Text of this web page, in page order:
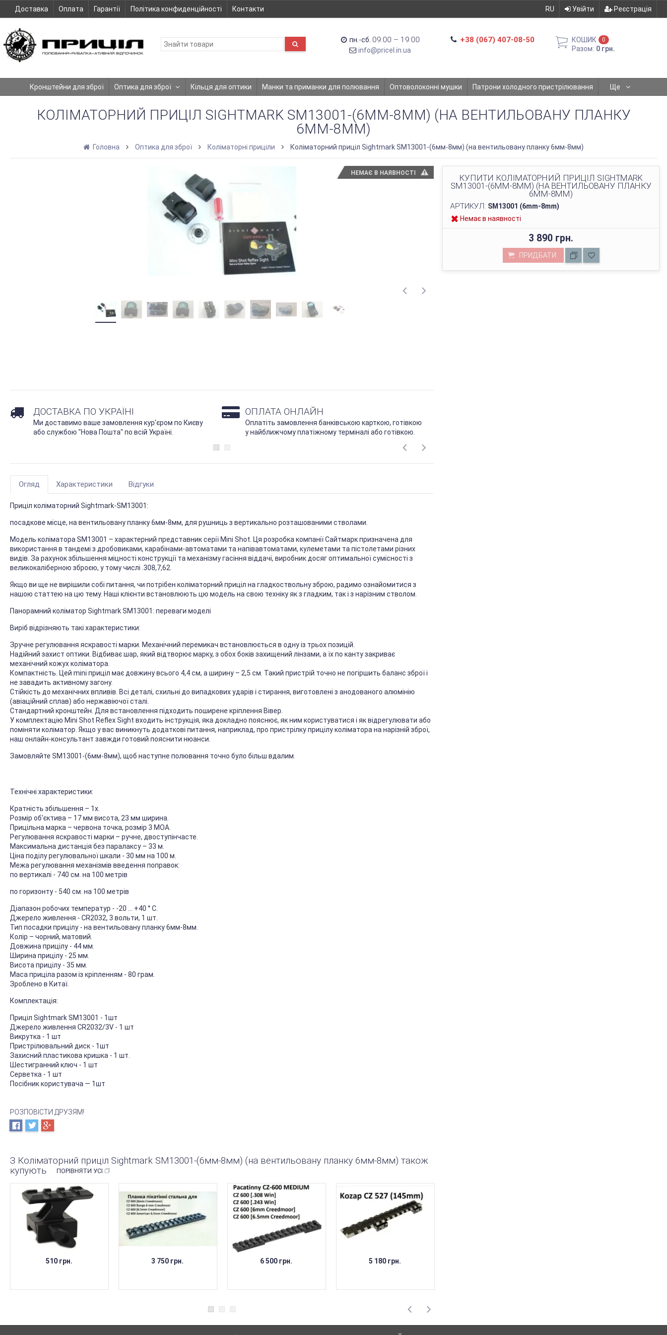
Доставка Оплата Гарантії Політика конфиденційності Контакти RU Увійти Реєстрація
пн.-сб. 09:00 – 19:00
info@pricel.in.ua
+38 (067) 407-08-50 КОШИК 0
Разом: 0 грн.
Кронштейни для зброї Оптика для зброї Кільця для оптики Манки та приманки для полювання Оптоволоконні мушки Патрони холодного пристрілювання Ще
КОЛІМАТОРНИЙ ПРИЦІЛ SIGHTMARK SM13001-(6ММ-8ММ) (НА ВЕНТИЛЬОВАНУ ПЛАНКУ
6ММ-8ММ)
Головна Оптика для зброї Коліматорні приціли Коліматорний приціл Sightmark SM13001-(6мм-8мм) (на вентильовану планку 6мм-8мм)
НЕМАЄ В НАЯВНОСТІ
КУПИТИ КОЛІМАТОРНИЙ ПРИЦІЛ SIGHTMARK
SM13001-(6ММ-8ММ) (НА ВЕНТИЛЬОВАНУ ПЛАНКУ
6ММ-8ММ)
АРТИКУЛ: SM13001 (6mm-8mm)
Немає в наявності
3 890 грн.
ПРИДБАТИ
ДОСТАВКА ПО УКРАЇНІ
Ми доставимо ваше замовлення кур'єром по Києву
або службою "Нова Пошта" по всій Україні.
ОПЛАТА ОНЛАЙН
Оплатіть замовлення банківською карткою, готівкою
у найближчому платіжному терміналі або готівкою.
Огляд Характеристики Відгуки
Приціл коліматорний Sightmark-SM13001:
посадкове місце, на вентильовану планку 6мм-8мм, для рушниць з вертикально розташованими стволами.
Модель коліматора SM13001 – характерний представник серії Mini Shot. Ця розробка компанії Сайтмарк призначена для
використання в тандемі з дробовиками, карабінами-автоматами та напівавтоматами, кулеметами та пістолетами різних
видів. За рахунок збільшення міцності конструкції та механізму гасіння віддачі, виробник досяг оптимальної сумісності з
великокаліберною зброєю, у тому числі .308,7,62.
Якщо ви ще не вирішили собі питання, чи потрібен коліматорний приціл на гладкоствольну зброю, радимо ознайомитися з
нашою статтею на цю тему. Наші клієнти встановлюють цю модель на свою техніку як з гладким, так і з нарізним стволом.
Панорамний коліматор Sightmark SM13001: переваги моделі
Виріб відрізняють такі характеристики:
Зручне регулювання яскравості марки. Механічний перемикач встановлюється в одну із трьох позицій.
Надійний захист оптики. Відбиває шар, який відтворює марку, з обох боків захищений лінзами, а їх по канту закриває
механічний кожух коліматора.
Компактність. Цей mini приціл має довжину всього 4,4 см, а ширину – 2,5 см. Такий пристрій точно не погіршить баланс зброї і
не завадить активному загону.
Стійкість до механічних впливів. Всі деталі, схильні до випадкових ударів і стирання, виготовлені з анодованого алюмінію
(авіаційний сплав) або нержавіючої сталі.
Стандартний кронштейн. Для встановлення підходить поширене кріплення Вівер.
У комплектацію Mini Shot Reflex Sight входить інструкція, яка докладно пояснює, як ним користуватися і як відрегулювати або
поміняти коліматор. Якщо у вас виникнуть додаткові питання, наприклад, про пристрілку прицілу коліматора на нарізній зброї,
наш онлайн-консультант завжди готовий пояснити нюанси.
Замовляйте SM13001-(6мм-8мм), щоб наступне полювання точно було більш вдалим.
Технічні характеристики:
Кратність збільшення – 1х.
Розмір об'єктива – 17 мм висота, 23 мм ширина.
Прицільна марка – червона точка, розмір 3 МОА.
Регулювання яскравості марки – ручне, двоступінчасте.
Максимальна дистанція без паралаксу – 33 м.
Ціна поділу регулювальної шкали - 30 мм на 100 м.
Межа регулювання механізмів введення поправок:
по вертикалі - 740 см. на 100 метрів
по горизонту - 540 см. на 100 метрів
Діапазон робочих температур - -20 ... +40 ° С.
Джерело живлення - CR2032, 3 вольти, 1 шт.
Тип посадки прицілу - на вентильовану планку 6мм-8мм.
Колір – чорний, матовий.
Довжина прицілу - 44 мм.
Ширина прицілу - 25 мм.
Висота прицілу - 35 мм.
Маса приціла разом із кріпленням - 80 грам.
Зроблено в Китаї.
Комплектація:
Приціл Sightmark SM13001 - 1шт
Джерело живлення CR2032/3V - 1 шт
Викрутка - 1 шт
Пристрілювальний диск - 1шт
Захисний пластикова кришка - 1 шт.
Шестигранний ключ - 1 шт
Серветка - 1 шт
Посібник користувача — 1шт
РОЗПОВІСТИ ДРУЗЯМ!
З Коліматорний приціл Sightmark SM13001-(6мм-8мм) (на вентильовану планку 6мм-8мм) також
купують
ПОРІВНЯТИ УСІ
510 грн. 3 750 грн. 6 500 грн. 5 180 грн.